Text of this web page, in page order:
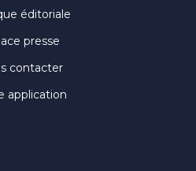
éditoriale
presse
contacter
application